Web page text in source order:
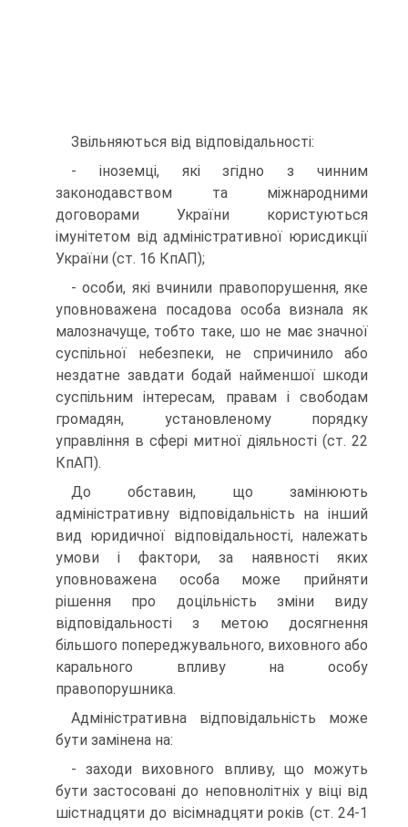
Звільняються від відповідальності:
- іноземці, які згідно з чинним
законодавством та міжнародними
договорами України користуються
імунітетом від адміністративної юрисдикції
України (ст. 16 КпАП);
- особи, які вчинили правопорушення, яке
уповноважена посадова особа визнала як
малозначуще, тобто таке, шо не має значної
суспільної небезпеки, не спричинило або
нездатне завдати бодай найменшої шкоди
суспільним інтересам, правам і свободам
громадян, установленому порядку
управління в сфері митної діяльності (ст. 22
КпАП).
До обставин, що замінюють
адміністративну відповідальність на інший
вид юридичної відповідальності, належать
умови і фактори, за наявності яких
уповноважена особа може прийняти
рішення про доцільність зміни виду
відповідальності з метою до­сягнення
більшого попереджувального, виховного або
карального впливу на особу
правопорушника.
Адміністративна відповідальність може
бути замінена на:
- заходи виховного впливу, що можуть
бути застосовані до неповнолітніх у віці від
шістнадцяти до вісімнадцяти років (ст. 24-1